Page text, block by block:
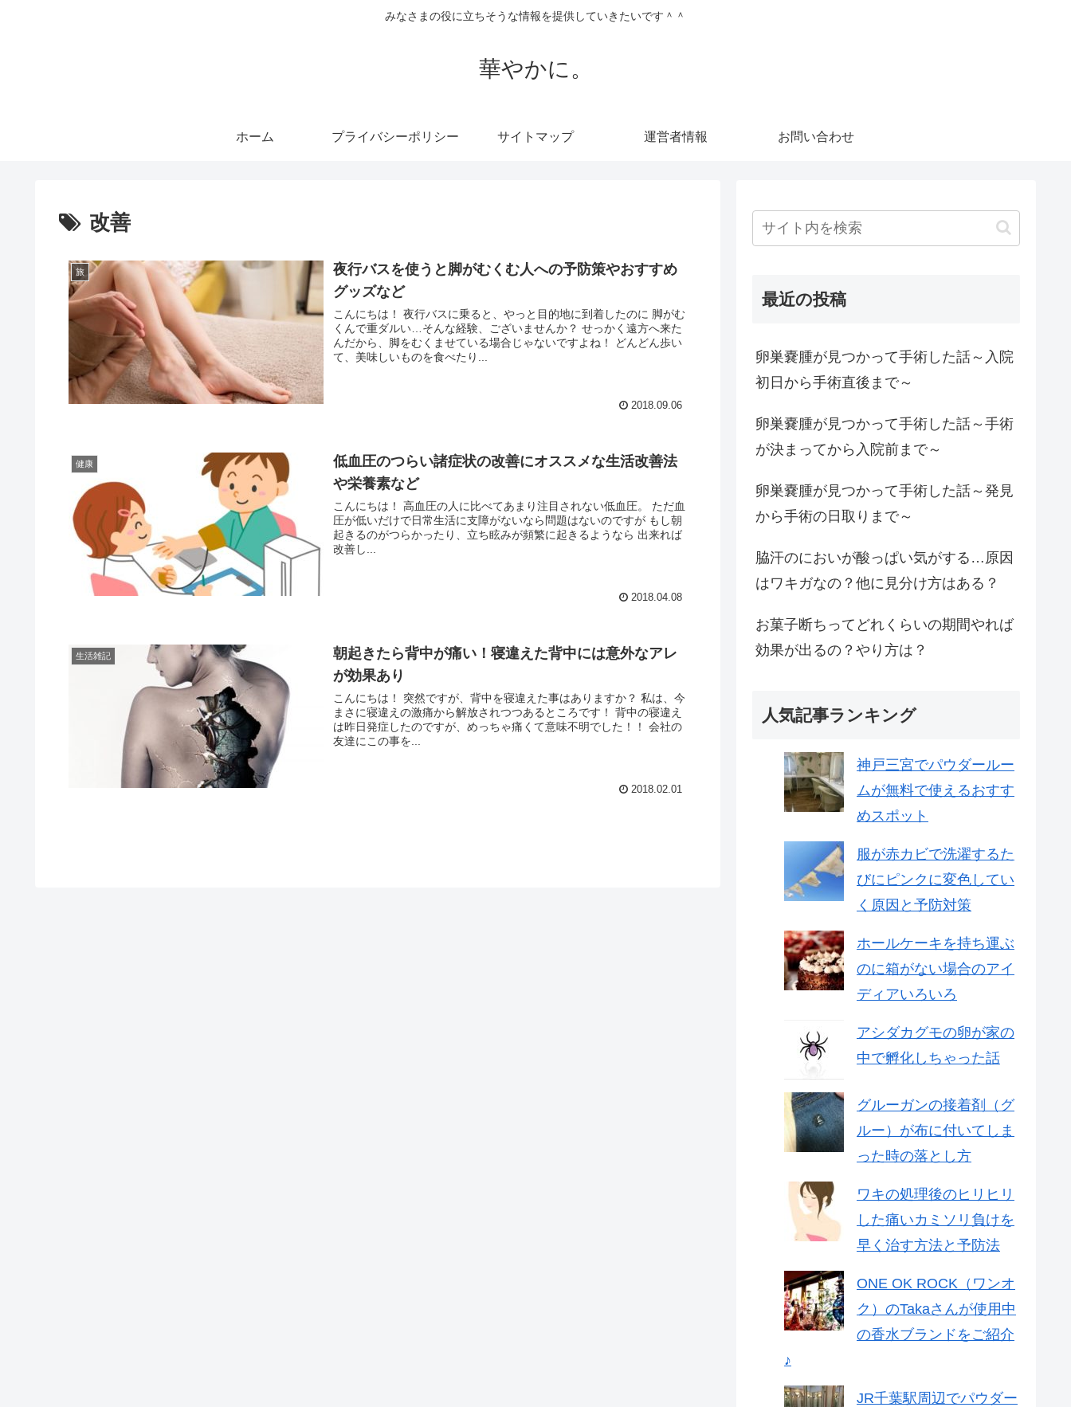
みなさまの役に立ちそうな情報を提供していきたいです＾＾
華やかに。
ホーム プライバシーポリシー サイトマップ 運営者情報 お問い合わせ
改善
旅
夜行バスを使うと脚がむくむ人への予防策やおすすめ
グッズなど
こんにちは！ 夜行バスに乗ると、やっと目的地に到着したのに 脚がむ
くんで重ダルい…そんな経験、ございませんか？ せっかく遠方へ来た
んだから、脚をむくませている場合じゃないですよね！ どんどん歩い
て、美味しいものを食べたり...
2018.09.06
健康
低血圧のつらい諸症状の改善にオススメな生活改善法
や栄養素など
こんにちは！ 高血圧の人に比べてあまり注目されない低血圧。 ただ血
圧が低いだけで日常生活に支障がないなら問題はないのですが もし朝
起きるのがつらかったり、立ち眩みが頻繁に起きるようなら 出来れば
改善し...
2018.04.08
生活雑記
朝起きたら背中が痛い！寝違えた背中には意外なアレ
が効果あり
こんにちは！ 突然ですが、背中を寝違えた事はありますか？ 私は、今
まさに寝違えの激痛から解放されつつあるところです！ 背中の寝違え
は昨日発症したのですが、めっちゃ痛くて意味不明でした！！ 会社の
友達にこの事を...
2018.02.01
最近の投稿
卵巣嚢腫が見つかって手術した話～入院
初日から手術直後まで～
卵巣嚢腫が見つかって手術した話～手術
が決まってから入院前まで～
卵巣嚢腫が見つかって手術した話～発見
から手術の日取りまで～
脇汗のにおいが酸っぱい気がする…原因
はワキガなの？他に見分け方はある？
お菓子断ちってどれくらいの期間やれば
効果が出るの？やり方は？
人気記事ランキング
神戸三宮でパウダールー
ムが無料で使えるおすす
めスポット
服が赤カビで洗濯するた
びにピンクに変色してい
く原因と予防対策
ホールケーキを持ち運ぶ
のに箱がない場合のアイ
ディアいろいろ
アシダカグモの卵が家の
中で孵化しちゃった話
グルーガンの接着剤（グ
ルー）が布に付いてしま
った時の落とし方
ワキの処理後のヒリヒリ
した痛いカミソリ負けを
早く治す方法と予防法
ONE OK ROCK（ワンオ
ク）のTakaさんが使用中
の香水ブランドをご紹介
♪
JR千葉駅周辺でパウダー